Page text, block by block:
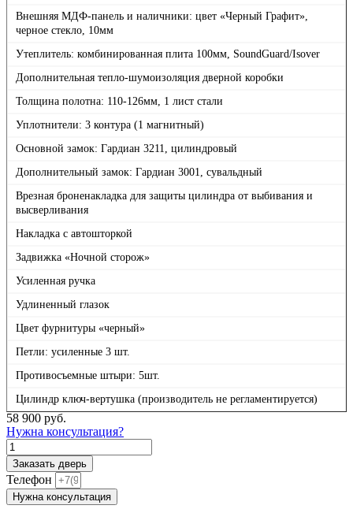
Внешняя МДФ-панель и наличники: цвет «Черный Графит»,
черное стекло, 10мм
Утеплитель: комбинированная плита 100мм, SoundGuard/Isover
Дополнительная тепло-шумоизоляция дверной коробки
Толщина полотна: 110-126мм, 1 лист стали
Уплотнители: 3 контура (1 магнитный)
Основной замок: Гардиан 3211, цилиндровый
Дополнительный замок: Гардиан 3001, сувальдный
Врезная броненакладка для защиты цилиндра от выбивания и
высверливания
Накладка с автошторкой
Задвижка «Ночной сторож»
Усиленная ручка
Удлиненный глазок
Цвет фурнитуры «черный»
Петли: усиленные 3 шт.
Противосъемные штыри: 5шт.
Цилиндр ключ-вертушка (производитель не регламентируется)
58 900 руб.
Нужна консультация?
Количество
товара
П1
Черная
с
Заказать дверь
Телефон
Нужна консультация